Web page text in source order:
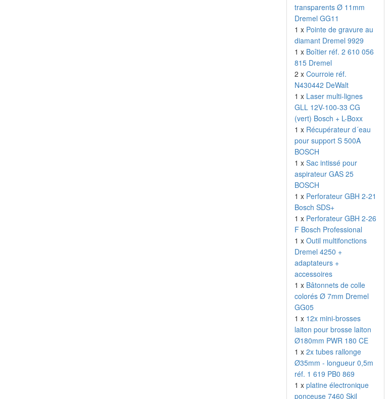
transparents Ø 11mm
Dremel GG11
1 x Pointe de gravure au
diamant Dremel 9929
1 x Boîtier réf. 2 610 056
815 Dremel
2 x Courroie réf.
N430442 DeWalt
1 x Laser multi-lignes
GLL 12V-100-33 CG
(vert) Bosch + L-Boxx
1 x Récupérateur d´eau
pour support S 500A
BOSCH
1 x Sac intissé pour
aspirateur GAS 25
BOSCH
1 x Perforateur GBH 2-21
Bosch SDS+
1 x Perforateur GBH 2-26
F Bosch Professional
1 x Outil multifonctions
Dremel 4250 +
adaptateurs +
accessoires
1 x Bâtonnets de colle
colorés Ø 7mm Dremel
GG05
1 x 12x mini-brosses
laiton pour brosse laiton
Ø180mm PWR 180 CE
1 x 2x tubes rallonge
Ø35mm - longueur 0,5m
réf. 1 619 PB0 869
1 x platine électronique
ponceuse 7460 Skil